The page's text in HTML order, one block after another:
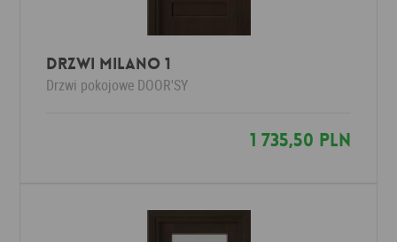
Drzwi Milano 1
Drzwi pokojowe DOOR'SY
1 735,50 PLN